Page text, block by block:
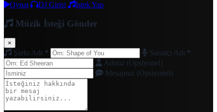
Oynat
DJ Girişi İstek Yap
Müzik İsteği Gönder
×
Şarkı Adı * Sanatçı Adı *
Adınız (Opsiyonel)
Mesajınız (Opsiyonel)